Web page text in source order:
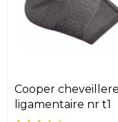
cooper cheveillere
ligamentaire nr t1